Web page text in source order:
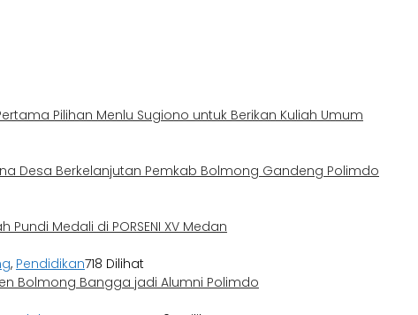
Pilihan Menlu Sugiono untuk Berikan Kuliah Umum
Desa Berkelanjutan Pemkab Bolmong Gandeng Polimdo
Pundi Medali di PORSENI XV Medan
, Pendidikan718 Dilihat
Bolmong Bangga jadi Alumni Polimdo